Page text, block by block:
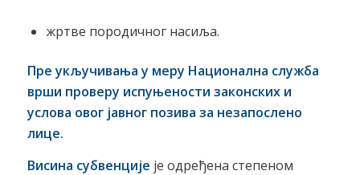
жртве породичног насиља.
Пре укључивања у меру Национална служба
врши проверу испуњености законских и
услова овог јавног позива за незапослено
лице.
Висина субвенције је одређена степеном